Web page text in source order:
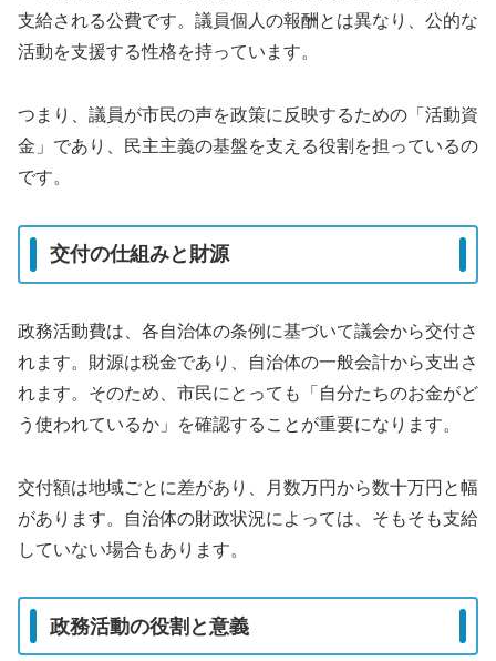
支給される公費です。議員個人の報酬とは異なり、公的な
活動を支援する性格を持っています。
つまり、議員が市民の声を政策に反映するための「活動資
金」であり、民主主義の基盤を支える役割を担っているの
です。
交付の仕組みと財源
政務活動費は、各自治体の条例に基づいて議会から交付さ
れます。財源は税金であり、自治体の一般会計から支出さ
れます。そのため、市民にとっても「自分たちのお金がど
う使われているか」を確認することが重要になります。
交付額は地域ごとに差があり、月数万円から数十万円と幅
があります。自治体の財政状況によっては、そもそも支給
していない場合もあります。
政務活動の役割と意義